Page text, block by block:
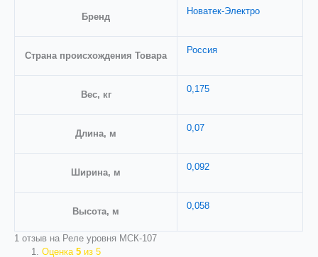
Бренд
Новатек-Электро
Страна происхождения Товара
Россия
Вес, кг
0,175
Длина, м
0,07
Ширина, м
0,092
Высота, м
0,058
1 отзыв на Реле уровня МСК-107
Оценка5 из 5